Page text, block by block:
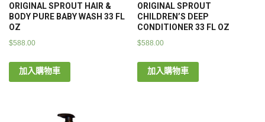
ORIGINAL SPROUT HAIR &
BODY PURE BABY WASH 33 FL
OZ
$588.00
加入購物車
ORIGINAL SPROUT
CHILDREN’S DEEP
CONDITIONER 33 FL OZ
$588.00
加入購物車